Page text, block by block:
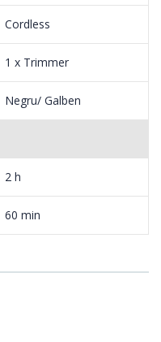
Cordless
1 x Trimmer
Negru/ Galben
2 h
60 min